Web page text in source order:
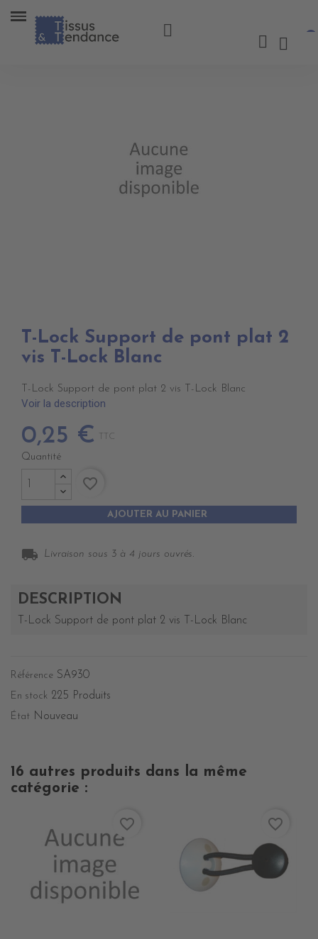
T-Lock Support de pont plat 2
vis T-Lock Blanc
T-Lock Support de pont plat 2 vis T-Lock Blanc
Voir la description
0,25 € TTC
Quantité
AJOUTER AU PANIER
favorite_border
local_shipping Livraison sous 3 à 4 jours ouvrés.
DESCRIPTION
T-Lock Support de pont plat 2 vis T-Lock Blanc
Référence SA930
En stock 225 Produits
État Nouveau
16 autres produits dans la même
catégorie :
favorite_border favorite_border